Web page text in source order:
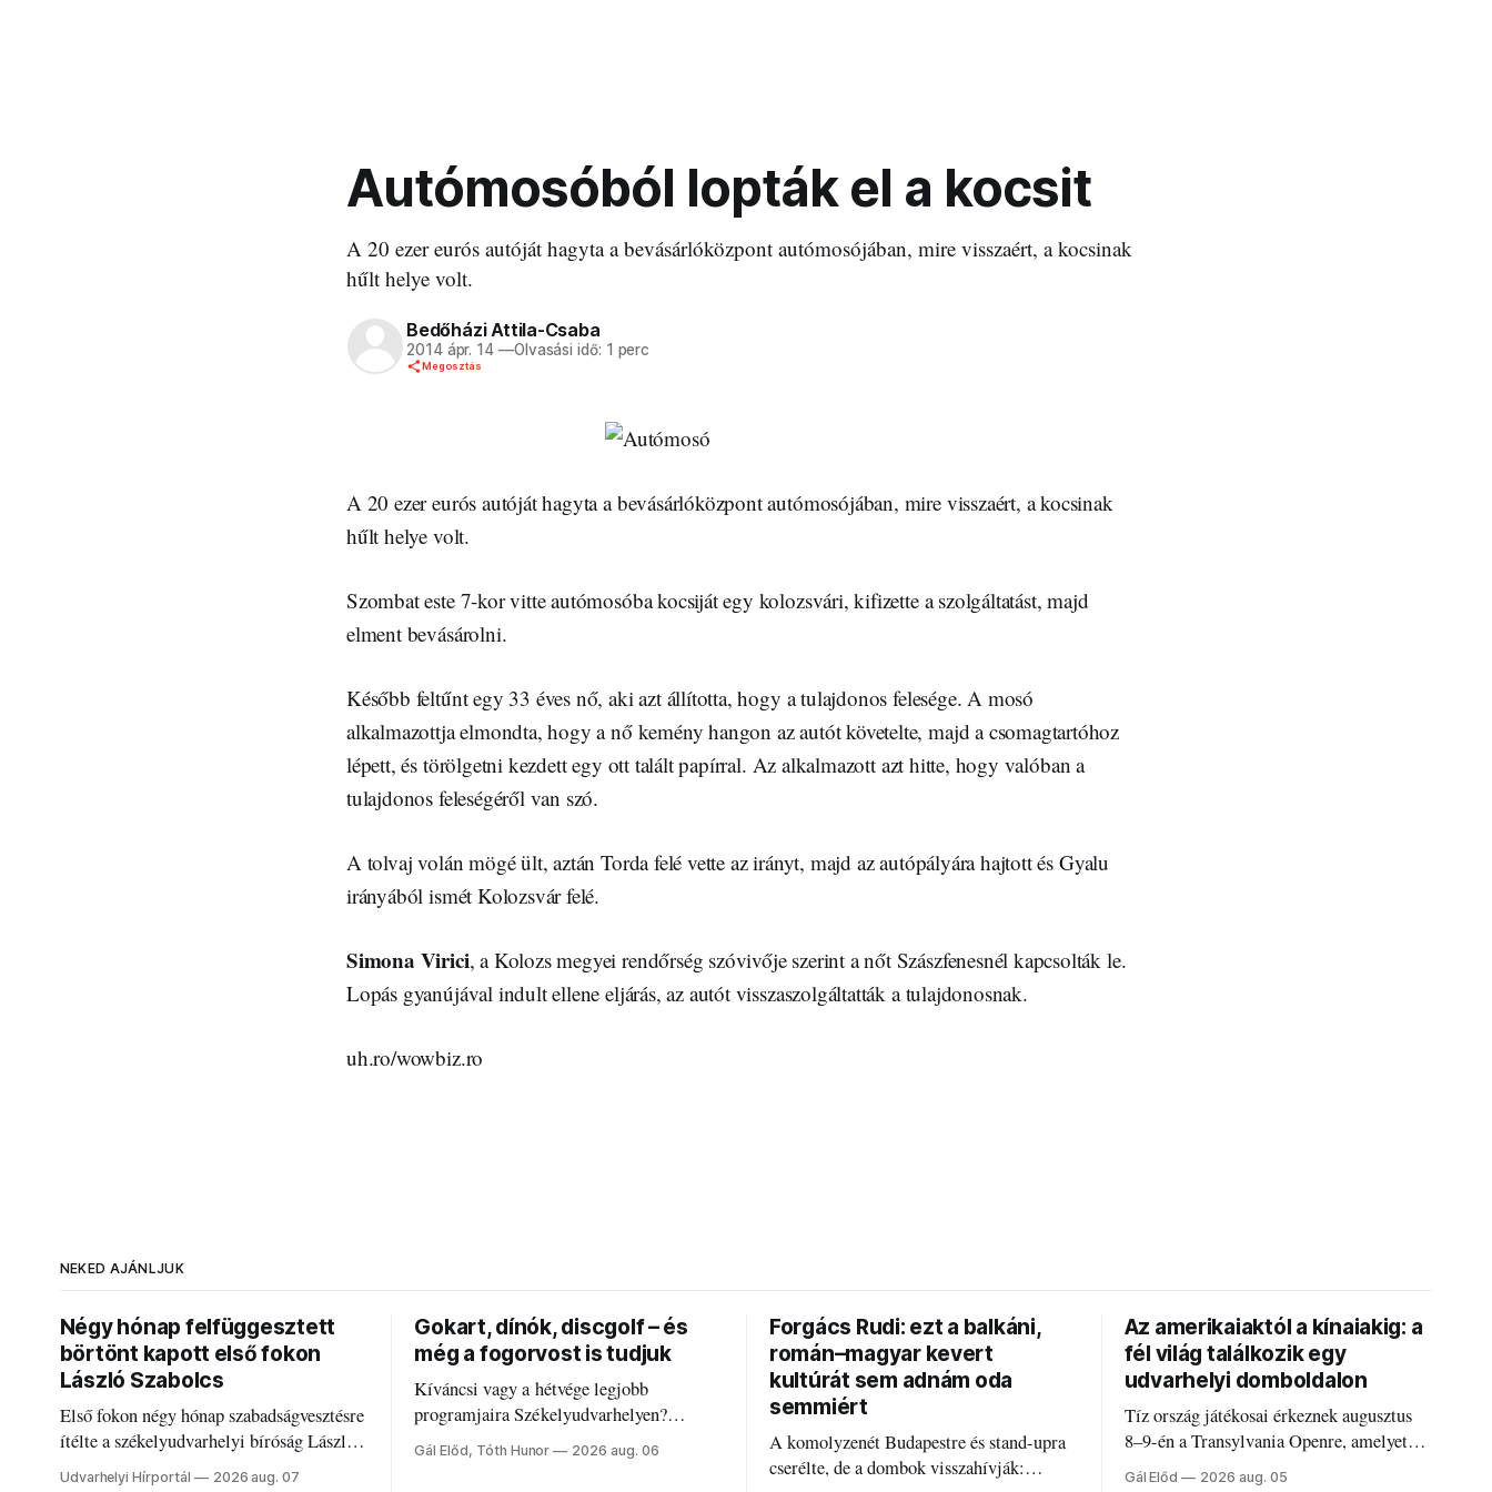
Autómosóból lopták el a kocsit
A 20 ezer eurós autóját hagyta a bevásárlóközpont autómosójában, mire visszaért, a kocsinak
hűlt helye volt.
Bedőházi Attila-Csaba
2014 ápr. 14 —Olvasási idő: 1 perc
Megosztás
A 20 ezer eurós autóját hagyta a bevásárlóközpont autómosójában, mire visszaért, a kocsinak
hűlt helye volt.
Szombat este 7-kor vitte autómosóba kocsiját egy kolozsvári, kifizette a szolgáltatást, majd
elment bevásárolni.
Később feltűnt egy 33 éves nő, aki azt állította, hogy a tulajdonos felesége. A mosó
alkalmazottja elmondta, hogy a nő kemény hangon az autót követelte, majd a csomagtartóhoz
lépett, és törölgetni kezdett egy ott talált papírral. Az alkalmazott azt hitte, hogy valóban a
tulajdonos feleségéről van szó.
A tolvaj volán mögé ült, aztán Torda felé vette az irányt, majd az autópályára hajtott és Gyalu
irányából ismét Kolozsvár felé.
Simona Virici, a Kolozs megyei rendőrség szóvivője szerint a nőt Szászfenesnél kapcsolták le.
Lopás gyanújával indult ellene eljárás, az autót visszaszolgáltatták a tulajdonosnak.
uh.ro/wowbiz.ro
NEKED AJÁNLJUK
Négy hónap felfüggesztett
börtönt kapott első fokon
László Szabolcs
Első fokon négy hónap szabadságvesztésre
ítélte a székelyudvarhelyi bíróság László
Szabolcsot.
Udvarhelyi Hírportál 2026 aug. 07
Gokart, dínók, discgolf – és
még a fogorvost is tudjuk
Kíváncsi vagy a hétvége legjobb
programjaira Székelyudvarhelyen?
Nálunk megtalálod őket – sőt, ha baj van a
fogaddal, a fogorvosi ügyeletet is!
Gál Előd, Tóth Hunor 2026 aug. 06
Forgács Rudi: ezt a balkáni,
román–magyar kevert
kultúrát sem adnám oda
semmiért
A komolyzenét Budapestre és stand-upra
cserélte, de a dombok visszahívják:
Az amerikaiaktól a kínaiakig: a
fél világ találkozik egy
udvarhelyi domboldalon
Tíz ország játékosai érkeznek augusztus
8–9-én a Transylvania Openre, amelyet
Románia legrégebben működő állandó
Gál Előd 2026 aug. 05